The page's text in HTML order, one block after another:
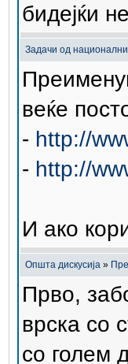
бидејќи
Задачи од
веќе
- http://
- http://
И ако
Општа дискусија »
Прво,
врска со
со голем